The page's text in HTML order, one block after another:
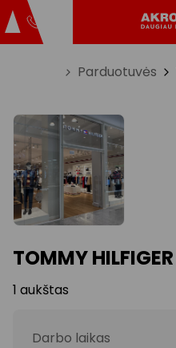
Parduotuvės
TOMMY HILFIGER
1 aukštas
Darbo laikas